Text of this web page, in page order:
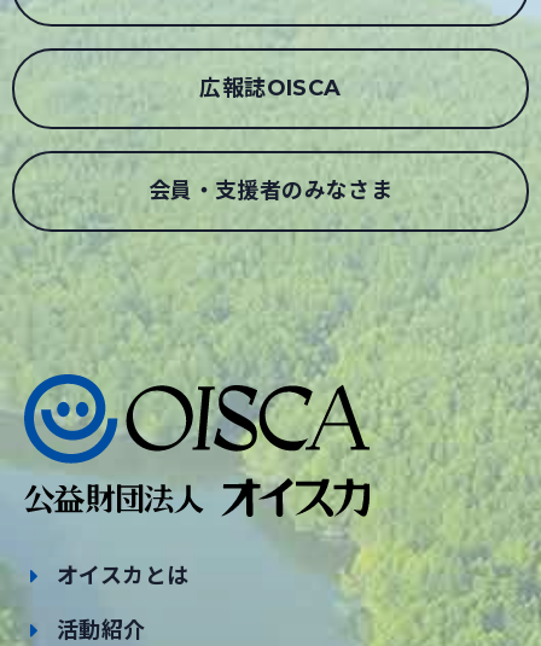
広報誌OISCA
会員・支援者のみなさま
オイスカとは
活動紹介